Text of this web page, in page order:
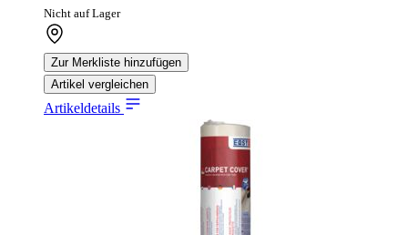
Nicht auf Lager
Zur Merkliste hinzufügen
Artikel vergleichen
Artikeldetails